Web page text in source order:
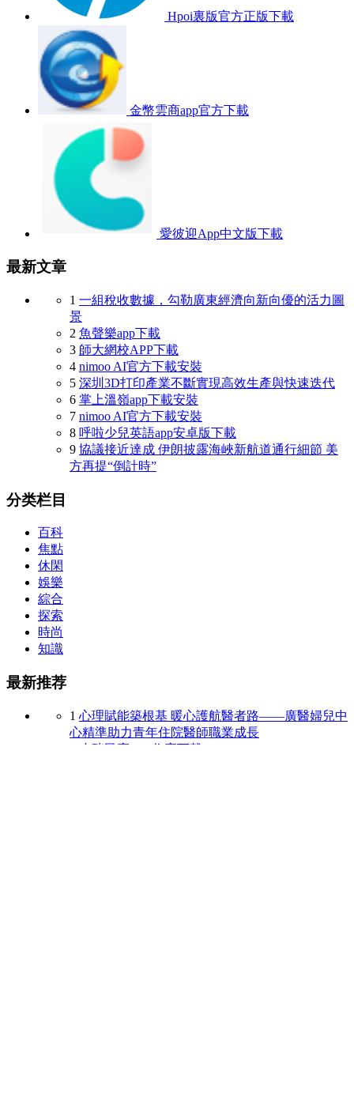
Hpoi裏版官方正版下載
金幣雲商app官方下載
愛彼迎App中文版下載
最新文章
1 一組稅收數據，勾勒廣東經濟向新向優的活力圖
景
2 魚聲樂app下載
3 師大網校APP下載
4 nimoo AI官方下載安裝
5 深圳3D打印產業不斷實現高效生產與快速迭代
6 掌上溫嶺app下載安裝
7 nimoo AI官方下載安裝
8 呼啦少兒英語app安卓版下載
9 協議接近達成 伊朗披露海峽新航道通行細節 美
方再提“倒計時”
分类栏目
百科
焦點
休閑
娛樂
綜合
探索
時尚
知識
最新推荐
1 心理賦能築根基 暖心護航醫者路——廣醫婦兒中
心精準助力青年住院醫師職業成長
小豬民宿App住宿下載